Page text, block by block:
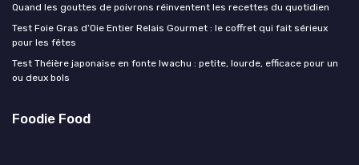
Quand les gouttes de poivrons réinventent les recettes du quotidien
Test Foie Gras d’Oie Entier Relais Gourmet : le coffret qui fait sérieux
pour les fêtes
Test Théière japonaise en fonte Iwachu : petite, lourde, efficace pour un
ou deux bols
Foodie Food